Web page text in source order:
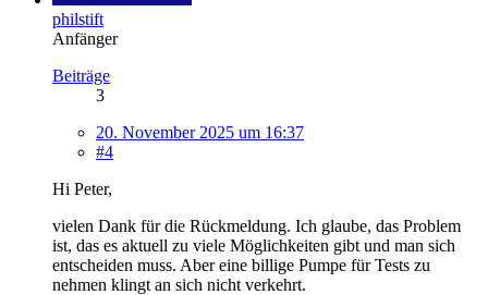
philstift
Anfänger
Beiträge
3
20. November 2025 um 16:37
#4
Hi Peter,
vielen Dank für die Rückmeldung. Ich glaube, das Problem
ist, das es aktuell zu viele Möglichkeiten gibt und man sich
entscheiden muss. Aber eine billige Pumpe für Tests zu
nehmen klingt an sich nicht verkehrt.